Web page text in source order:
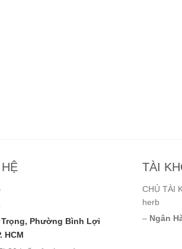
Trọng, Phường Bình Lợi
HCM
TÀI
CHỦ TÀI
herb
– Ngân